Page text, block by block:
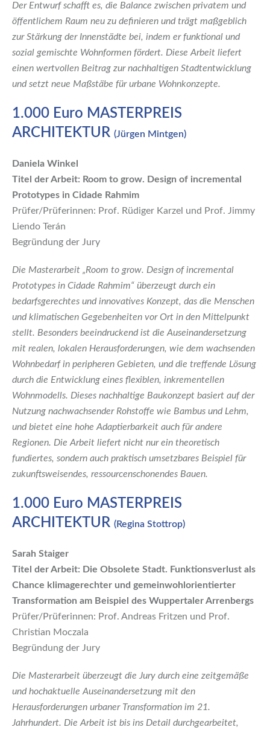
Der Entwurf schafft es, die Balance zwischen privatem und
öffentlichem Raum neu zu definieren und trägt maßgeblich
zur Stärkung der Innenstädte bei, indem er funktional und
sozial gemischte Wohnformen fördert. Diese Arbeit liefert
einen wertvollen Beitrag zur nachhaltigen Stadtentwicklung
und setzt neue Maßstäbe für urbane Wohnkonzepte.
1.000 Euro MASTERPREIS
ARCHITEKTUR (Jürgen Mintgen)
Daniela Winkel
Titel der Arbeit: Room to grow. Design of incremental
Prototypes in Cidade Rahmim
Prüfer/Prüferinnen: Prof. Rüdiger Karzel und Prof. Jimmy
Liendo Terán
Begründung der Jury
Die Masterarbeit „Room to grow. Design of incremental
Prototypes in Cidade Rahmim“ überzeugt durch ein
bedarfsgerechtes und innovatives Konzept, das die Menschen
und klimatischen Gegebenheiten vor Ort in den Mittelpunkt
stellt. Besonders beeindruckend ist die Auseinandersetzung
mit realen, lokalen Herausforderungen, wie dem wachsenden
Wohnbedarf in peripheren Gebieten, und die treffende Lösung
durch die Entwicklung eines flexiblen, inkrementellen
Wohnmodells. Dieses nachhaltige Baukonzept basiert auf der
Nutzung nachwachsender Rohstoffe wie Bambus und Lehm,
und bietet eine hohe Adaptierbarkeit auch für andere
Regionen. Die Arbeit liefert nicht nur ein theoretisch
fundiertes, sondern auch praktisch umsetzbares Beispiel für
zukunftsweisendes, ressourcenschonendes Bauen.
1.000 Euro MASTERPREIS
ARCHITEKTUR (Regina Stottrop)
Sarah Staiger
Titel der Arbeit: Die Obsolete Stadt. Funktionsverlust als
Chance klimagerechter und gemeinwohlorientierter
Transformation am Beispiel des Wuppertaler Arrenbergs
Prüfer/Prüferinnen: Prof. Andreas Fritzen und Prof.
Christian Moczala
Begründung der Jury
Die Masterarbeit überzeugt die Jury durch eine zeitgemäße
und hochaktuelle Auseinandersetzung mit den
Herausforderungen urbaner Transformation im 21.
Jahrhundert. Die Arbeit ist bis ins Detail durchgearbeitet,